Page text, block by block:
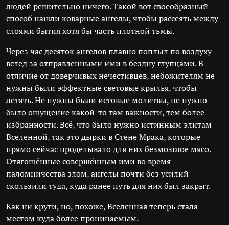
людей решительно ничего. Такой вот своеобразный
способ нашли коварные ангелы, чтобы рассеять между
слоями бытия хотя бы часть плотной тьмы.
Через час десяток ангелов плавно поплыл по воздуху
вслед за отправленными ими в бездну глупцами. В
отличие от доверчивых нечестивцев, небожителям не
нужны были эффектные световые крылья, чтобы
летать. Не нужны были истовые молитвы, не нужно
было ощущение какой-то там важности, тем более
избранности. Всё, что было нужно истинным элитам
Вселенной, так это дырки в Стене Мрака, которые
прямо сейчас проделывало для них безмозглое мясо.
Отягощённые совершённым ими во время
паломничества злом, ангелы почти без усилий
скользили туда, куда ранее путь для них был закрыт.
Как ни крути, но, похоже, Вселенная теперь стала
местом куда более проницаемым.